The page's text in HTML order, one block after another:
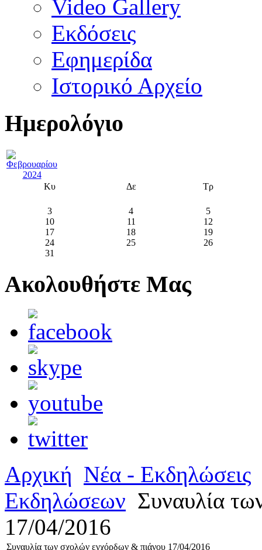
Video Gallery
Εκδόσεις
Εφημερίδα
Ιστορικό Αρχείο
Ημερολόγιο
Κυ Δε Τρ
3 4
5
10
11
12
17
18
19
24
25
26
31
Ακολουθήστε Μας
Αρχική Νέα - Εκδηλώσεις
Εκδηλώσεων Συναυλία
17/04/2016
Συναυλία των σχολών εγχόρδων & πιάνου 17/04/2016